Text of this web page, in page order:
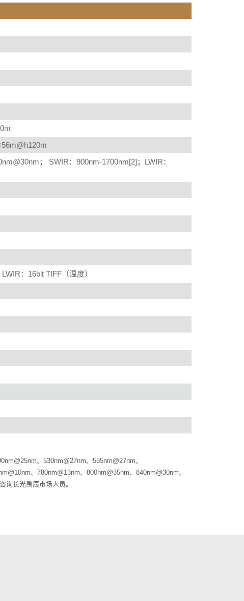
； SWIR：900nm-1700nm[2]；LWIR：
：16bit TIFF（温度）
、530nm@27nm、555nm@27nm、
、780nm@13nm、800nm@35nm、840nm@30nm、
询长光禹辰市场人员。